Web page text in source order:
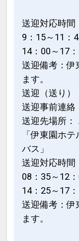
送迎対応時間
9：15～11：
14：00～17
送迎備考：伊
ます。
送迎（送り）
送迎事前連絡
送迎先場所：
「伊東園ホ
バス」
送迎対応時間
08：35～12
14：25～17
送迎備考：伊
ます。